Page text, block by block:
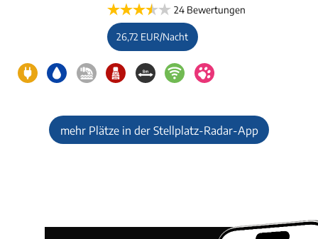
24 Bewertungen
26,72 EUR/Nacht
mehr Plätze in der Stellplatz-Radar-App